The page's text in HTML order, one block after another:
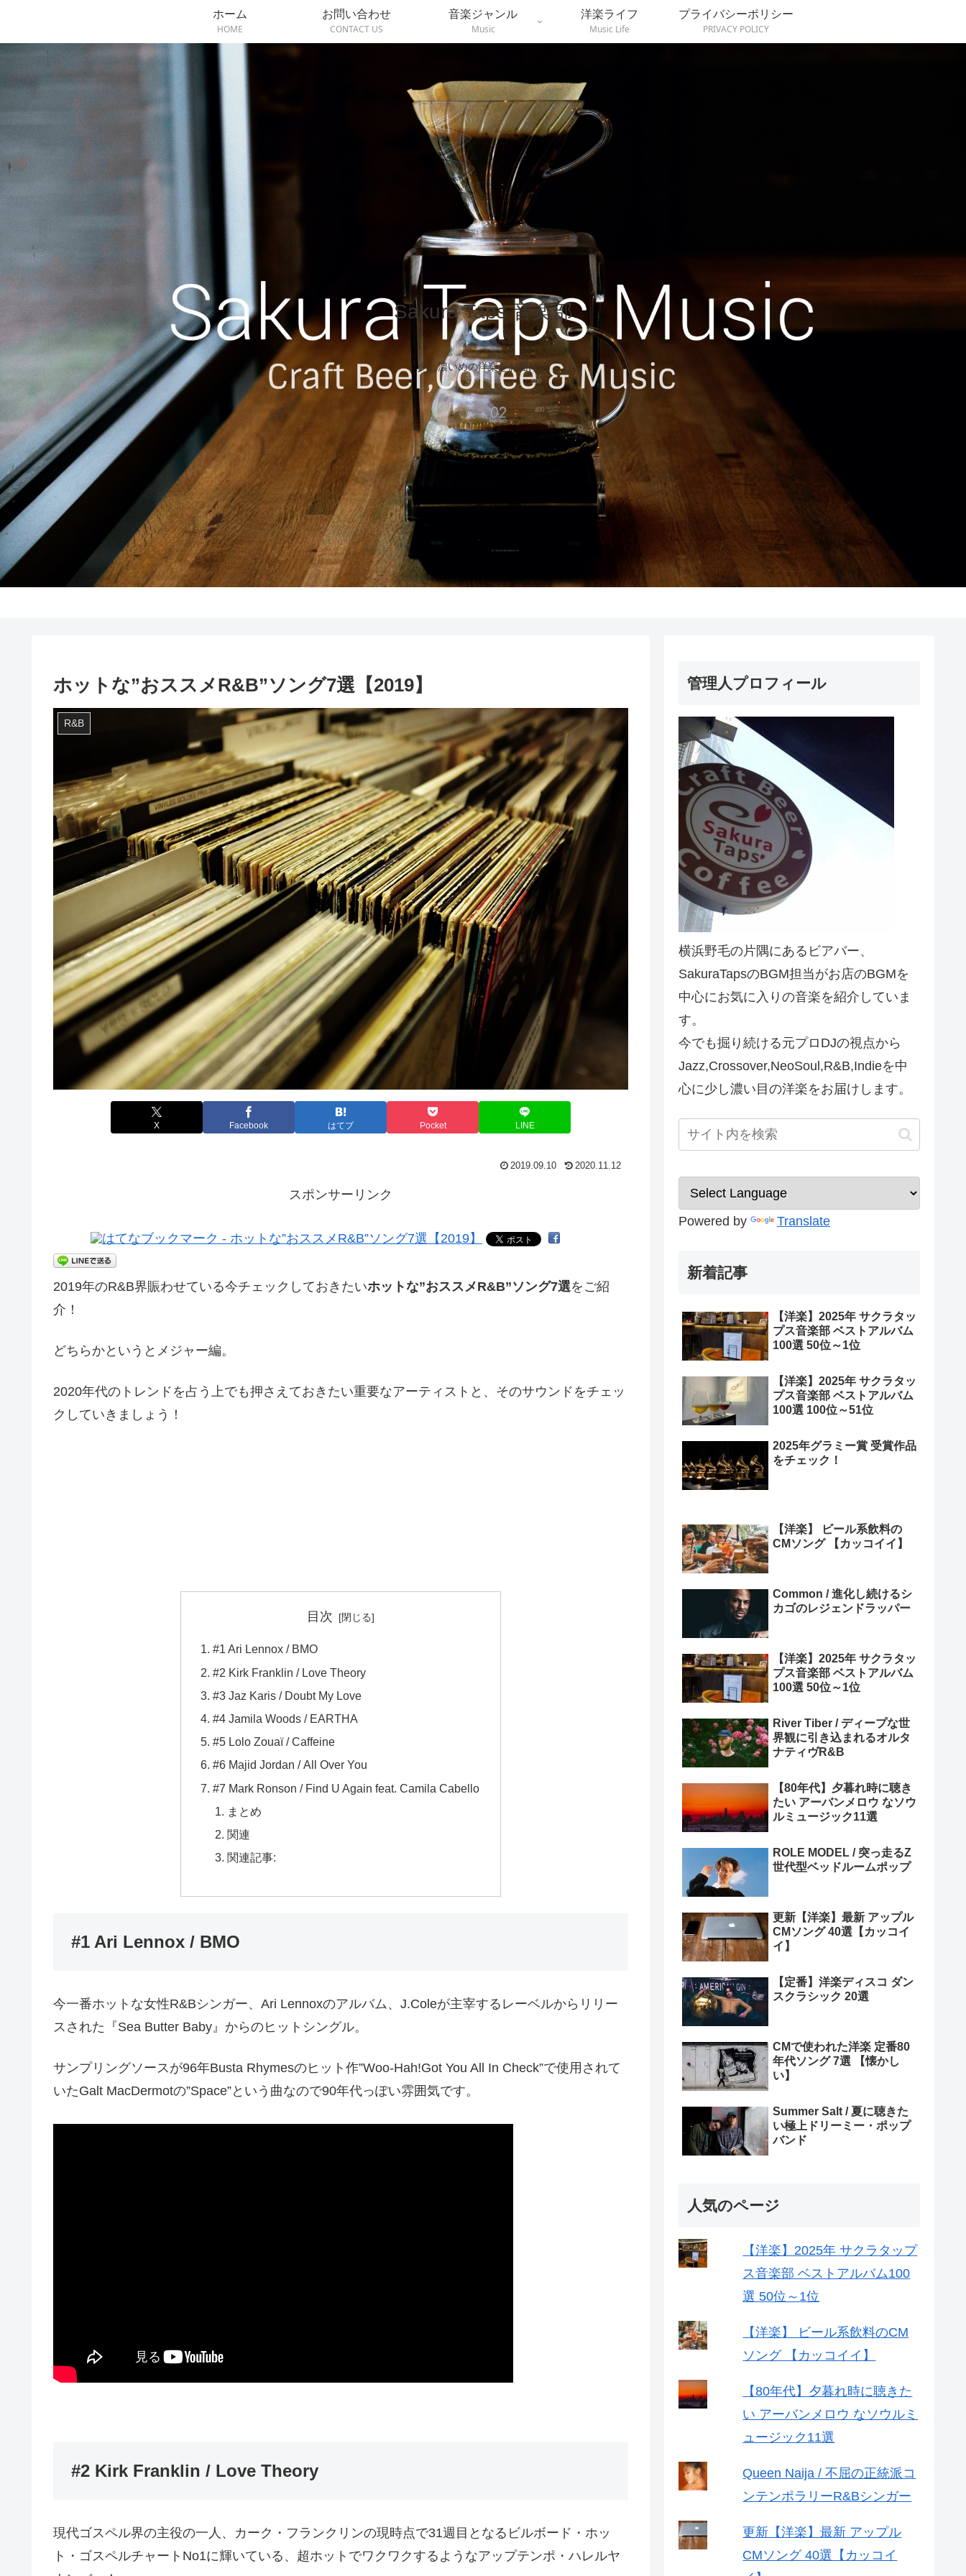
Sakura Taps 音楽部
少し濃いめの洋楽をお届け…
ホーム
HOME
お問い合わせ
CONTACT US
音楽ジャンル
Music
洋楽ライフ
Music Life
プライバシーポリシー
PRIVACY POLICY
ホットな”おススメR&B”ソング7選【2019】
R&B
X Facebook はてブ Pocket LINE
2019.09.10 2020.11.12
スポンサーリンク
2019年のR&B界賑わせている今チェックしておきたいホットな”おススメR&B”ソング7選をご紹
介！
どちらかというとメジャー編。
2020年代のトレンドを占う上でも押さえておきたい重要なアーティストと、そのサウンドをチェッ
クしていきましょう！
目次
#1 Ari Lennox / BMO
#2 Kirk Franklin / Love Theory
#3 Jaz Karis / Doubt My Love
#4 Jamila Woods / EARTHA
#5 Lolo Zouaï / Caffeine
#6 Majid Jordan / All Over You
#7 Mark Ronson / Find U Again feat. Camila Cabello
まとめ
関連
関連記事:
#1 Ari Lennox / BMO
今一番ホットな女性R&Bシンガー、Ari Lennoxのアルバム、J.Coleが主宰するレーベルからリリー
スされた『Sea Butter Baby』からのヒットシングル。
サンプリングソースが96年Busta Rhymesのヒット作”Woo-Hah!Got You All In Check”で使用されて
いたGalt MacDermotの”Space”という曲なので90年代っぽい雰囲気です。
#2 Kirk Franklin / Love Theory
現代ゴスペル界の主役の一人、カーク・フランクリンの現時点で31週目となるビルボード・ホッ
ト・ゴスペルチャートNo1に輝いている、超ホットでワクワクするようなアップテンポ・ハレルヤ
管理人プロフィール
横浜野毛の片隅にあるビアバー、
SakuraTapsのBGM担当がお店のBGMを
中心にお気に入りの音楽を紹介していま
す。
今でも掘り続ける元プロDJの視点から
Jazz,Crossover,NeoSoul,R&B,Indieを中
心に少し濃い目の洋楽をお届けします。
Powered by Translate
新着記事
【洋楽】2025年 サクラタッ
プス音楽部 ベストアルバム
100選 50位～1位
【洋楽】2025年 サクラタッ
プス音楽部 ベストアルバム
100選 100位～51位
2025年グラミー賞 受賞作品
をチェック！
【洋楽】 ビール系飲料の
CMソング 【カッコイイ】
Common / 進化し続けるシ
カゴのレジェンドラッパー
【洋楽】2025年 サクラタッ
プス音楽部 ベストアルバム
100選 50位～1位
River Tiber / ディープな世
界観に引き込まれるオルタ
ナティヴR&B
【80年代】夕暮れ時に聴き
たい アーバンメロウ なソウ
ルミュージック11選
ROLE MODEL / 突っ走るZ
世代型ベッドルームポップ
更新【洋楽】最新 アップル
CMソング 40選【カッコイ
イ】
【定番】洋楽ディスコ ダン
スクラシック 20選
CMで使われた洋楽 定番80
年代ソング 7選 【懐かし
い】
Summer Salt / 夏に聴きた
い極上ドリーミー・ポップ
バンド
人気のページ
【洋楽】2025年 サクラタップ
ス音楽部 ベストアルバム100
選 50位～1位
【洋楽】 ビール系飲料のCM
ソング 【カッコイイ】
【80年代】夕暮れ時に聴きた
い アーバンメロウ なソウルミ
ュージック11選
Queen Naija / 不屈の正統派コ
ンテンポラリーR&Bシンガー
更新【洋楽】最新 アップル
CMソング 40選【カッコイ